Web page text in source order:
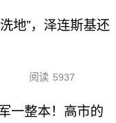
地”，泽连斯基还
阅读 5937
一整本！高市的